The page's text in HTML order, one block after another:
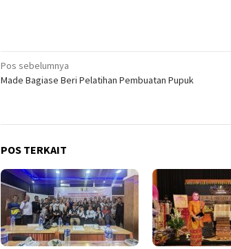
Navigasi
pos
Pos sebelumnya
Made Bagiase Beri Pelatihan Pembuatan Pupuk
POS TERKAIT